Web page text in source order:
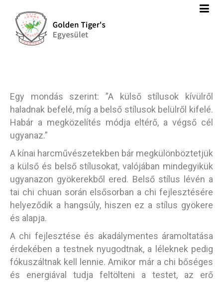
Egy mondás szerint: ”A külső stílusok kívülről
haladnak befelé, míg a belső stílusok belülről kifelé.
Habár a megközelítés módja eltérő, a végső cél
ugyanaz.”
A kínai harcművészetekben bár megkülönböztetjük
a külső és belső stílusokat, valójában mindegyikük
ugyanazon gyökerekből ered. Belső stílus lévén a
tai chi chuan során elsősorban a chi fejlesztésére
helyeződik a hangsúly, hiszen ez a stílus gyökere
és alapja.
A chi fejlesztése és akadálymentes áramoltatása
érdekében a testnek nyugodtnak, a léleknek pedig
fókuszáltnak kell lennie. Amikor már a chi bőséges
és energiával tudja feltölteni a testet, az erő